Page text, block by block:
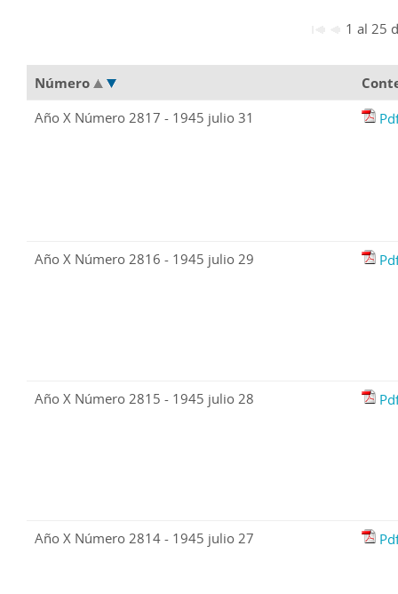
1 al 25
Número
Año X Número 2817 - 1945 julio 31
Año X Número 2816 - 1945 julio 29
Año X Número 2815 - 1945 julio 28
Año X Número 2814 - 1945 julio 27